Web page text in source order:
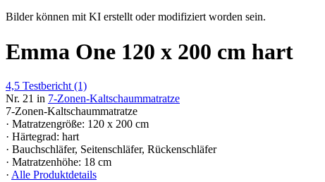
Bilder können mit KI erstellt oder modifiziert worden sein.
Emma One 120 x 200 cm hart
4,5 Testbericht (1)
Nr. 21 in 7-Zonen-Kaltschaummatratze
7-Zonen-Kaltschaummatratze
· Matratzengröße: 120 x 200 cm
· Härtegrad: hart
· Bauchschläfer, Seitenschläfer, Rückenschläfer
· Matratzenhöhe: 18 cm
· Alle Produktdetails